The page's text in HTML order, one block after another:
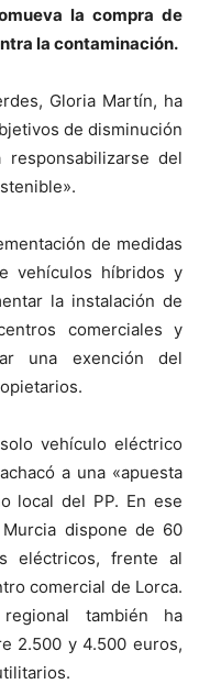
la compra de
la contaminación.
Gloria Martín, ha
de disminución
del
de medidas
vehículos híbridos y
la instalación de
comerciales y
una exención del
vehículo eléctrico
a una «apuesta
local del PP. En ese
dispone de 60
eléctricos, frente al
comercial de Lorca.
también ha
2.500 y 4.500 euros,